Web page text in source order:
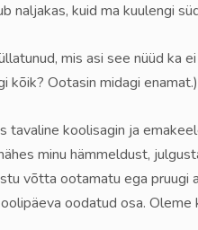
naljakas, kuid ma kuulengi
mis asi see nüüd ka
kõik? Ootasin midagi enamat.)
koolisagin ja
minu hämmeldust,
võtta ootamatu ega pruugi
oodatud osa.